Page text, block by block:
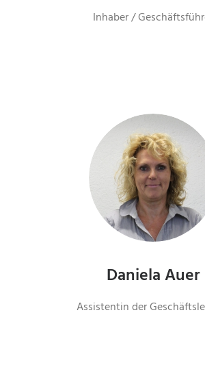
Inhaber /
Daniela Auer
Assistentin der